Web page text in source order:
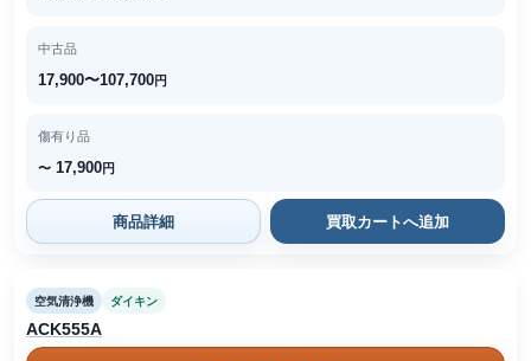
中古品
17,900〜107,700円
傷有り品
〜 17,900円
商品詳細 買取カートへ追加
空気清浄機 ダイキン
ACK555A